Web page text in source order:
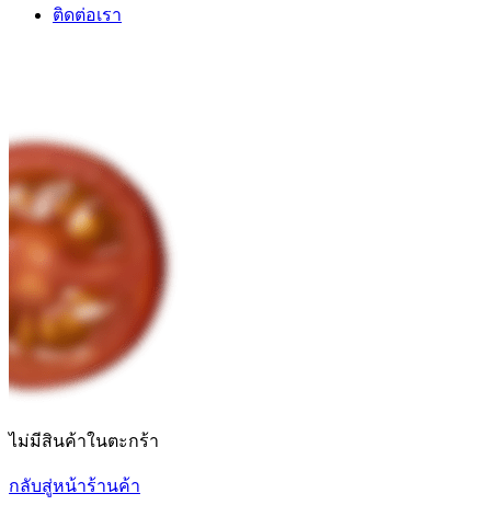
ติดต่อเรา
ไม่มีสินค้าในตะกร้า
กลับสู่หน้าร้านค้า